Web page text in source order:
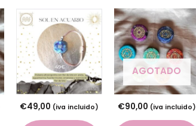
€49,00 (iva incluido)
AGOTADO
€90,00 (iva incluido)